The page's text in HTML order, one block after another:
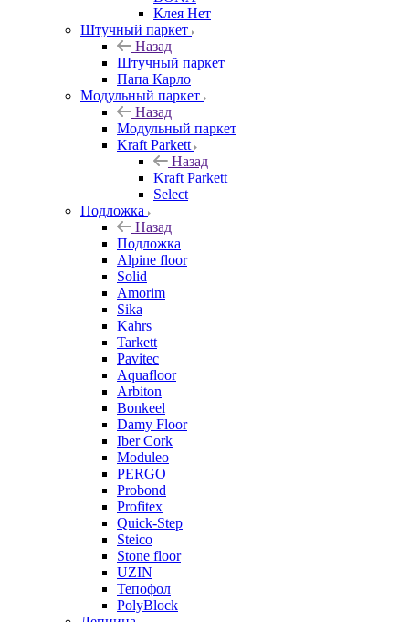
Клея Нет
Штучный паркет
Назад
Штучный паркет
Папа Карло
Модульный паркет
Назад
Модульный паркет
Kraft Parkett
Назад
Kraft Parkett
Select
Подложка
Назад
Подложка
Alpine floor
Solid
Amorim
Sika
Kahrs
Tarkett
Pavitec
Aquafloor
Arbiton
Bonkeel
Damy Floor
Iber Cork
Moduleo
PERGO
Probond
Profitex
Quick-Step
Steico
Stone floor
UZIN
Тепофол
PolyBlock